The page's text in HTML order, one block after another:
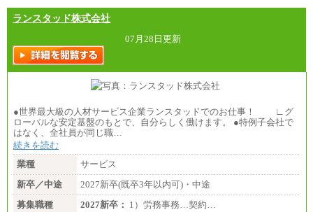
ランスタッド株式会社
07月28日更新
●世界最大級の人材サービス企業ランスタッドでのお仕事！ ∟グ
ローバルな安定基盤のもとで、自分らしく働けます。 ●特例子会社で
はなく、全社員が同じ職…
続きを読む
業種
サービス
新卒／中途
2027新卒(既卒3年以内可)・中途
募集職種
2027新卒： 1）労務事務…契約…